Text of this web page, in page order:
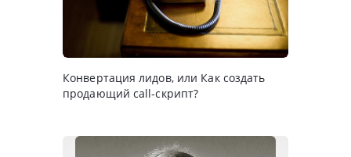
Конвертация лидов, или Как создать
продающий call-скрипт?